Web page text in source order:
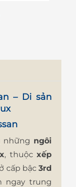
– Di sản
những ngôi
, thuộc xếp
cấp bậc 3rd
ngay trung